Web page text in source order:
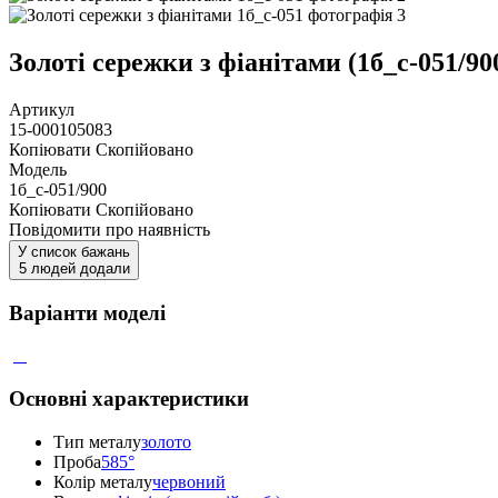
Золоті сережки з фіанітами (1б_с-051/
Артикул
15-000105083
Копіювати Скопійовано
Модель
1б_с-051/900
Копіювати Скопійовано
Повідомити про наявність
У список бажань
5 людей додали
Варіанти моделі
Основні характеристики
Тип металузолото
Проба585°
Колір металучервоний